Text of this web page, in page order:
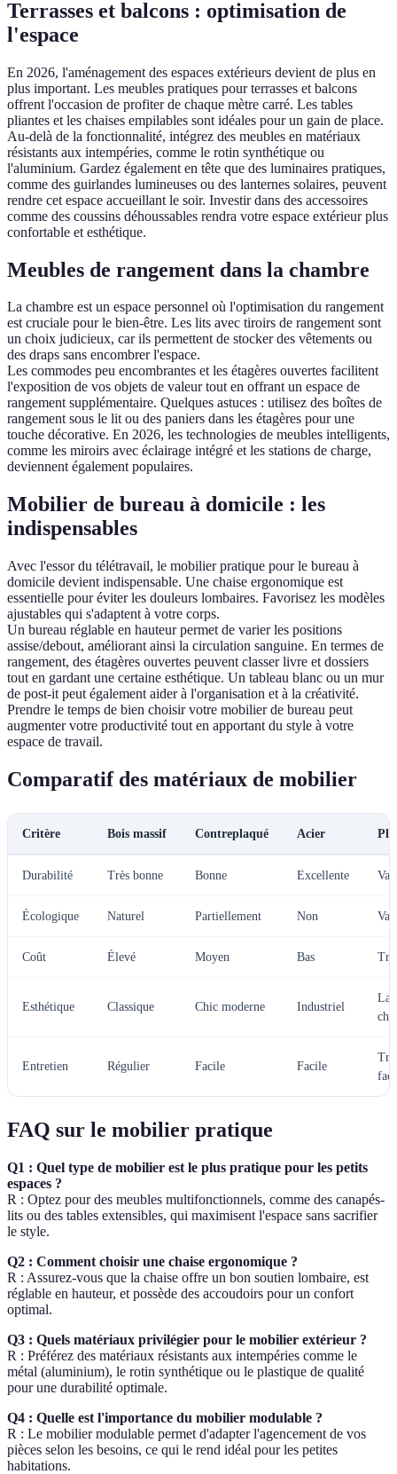
Terrasses et balcons : optimisation de
l'espace
En 2026, l'aménagement des espaces extérieurs devient de plus en
plus important. Les meubles pratiques pour terrasses et balcons
offrent l'occasion de profiter de chaque mètre carré. Les tables
pliantes et les chaises empilables sont idéales pour un gain de place.
Au-delà de la fonctionnalité, intégrez des meubles en matériaux
résistants aux intempéries, comme le rotin synthétique ou
l'aluminium. Gardez également en tête que des luminaires pratiques,
comme des guirlandes lumineuses ou des lanternes solaires, peuvent
rendre cet espace accueillant le soir. Investir dans des accessoires
comme des coussins déhoussables rendra votre espace extérieur plus
confortable et esthétique.
Meubles de rangement dans la chambre
La chambre est un espace personnel où l'optimisation du rangement
est cruciale pour le bien-être. Les lits avec tiroirs de rangement sont
un choix judicieux, car ils permettent de stocker des vêtements ou
des draps sans encombrer l'espace.
Les commodes peu encombrantes et les étagères ouvertes facilitent
l'exposition de vos objets de valeur tout en offrant un espace de
rangement supplémentaire. Quelques astuces : utilisez des boîtes de
rangement sous le lit ou des paniers dans les étagères pour une
touche décorative. En 2026, les technologies de meubles intelligents,
comme les miroirs avec éclairage intégré et les stations de charge,
deviennent également populaires.
Mobilier de bureau à domicile : les
indispensables
Avec l'essor du télétravail, le mobilier pratique pour le bureau à
domicile devient indispensable. Une chaise ergonomique est
essentielle pour éviter les douleurs lombaires. Favorisez les modèles
ajustables qui s'adaptent à votre corps.
Un bureau réglable en hauteur permet de varier les positions
assise/debout, améliorant ainsi la circulation sanguine. En termes de
rangement, des étagères ouvertes peuvent classer livre et dossiers
tout en gardant une certaine esthétique. Un tableau blanc ou un mur
de post-it peut également aider à l'organisation et à la créativité.
Prendre le temps de bien choisir votre mobilier de bureau peut
augmenter votre productivité tout en apportant du style à votre
espace de travail.
Comparatif des matériaux de mobilier
Critère Bois massif Contreplaqué Acier
Durabilité Très bonne Bonne Excellente
Écologique Naturel Partiellement Non
Coût Élevé Moyen Bas
Esthétique Classique Chic moderne Industriel
Entretien Régulier Facile Facile
FAQ sur le mobilier pratique
Q1 : Quel type de mobilier est le plus pratique pour les petits
espaces ?
R : Optez pour des meubles multifonctionnels, comme des canapés-
lits ou des tables extensibles, qui maximisent l'espace sans sacrifier
le style.
Q2 : Comment choisir une chaise ergonomique ?
R : Assurez-vous que la chaise offre un bon soutien lombaire, est
réglable en hauteur, et possède des accoudoirs pour un confort
optimal.
Q3 : Quels matériaux privilégier pour le mobilier extérieur ?
R : Préférez des matériaux résistants aux intempéries comme le
métal (aluminium), le rotin synthétique ou le plastique de qualité
pour une durabilité optimale.
Q4 : Quelle est l'importance du mobilier modulable ?
R : Le mobilier modulable permet d'adapter l'agencement de vos
pièces selon les besoins, ce qui le rend idéal pour les petites
habitations.